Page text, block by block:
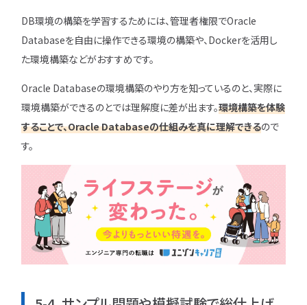
DB環境の構築を学習するためには、管理者権限でOracle
Databaseを自由に操作できる環境の構築や、Dockerを活用し
た環境構築などがおすすめです。
Oracle Databaseの環境構築のやり方を知っているのと、実際に
環境構築ができるのとでは理解度に差が出ます。環境構築を体験
することで、Oracle Databaseの仕組みを真に理解できるので
す。